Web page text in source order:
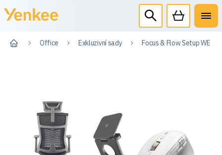
Office Exkluzivní sady Focus & Flow Setup WE